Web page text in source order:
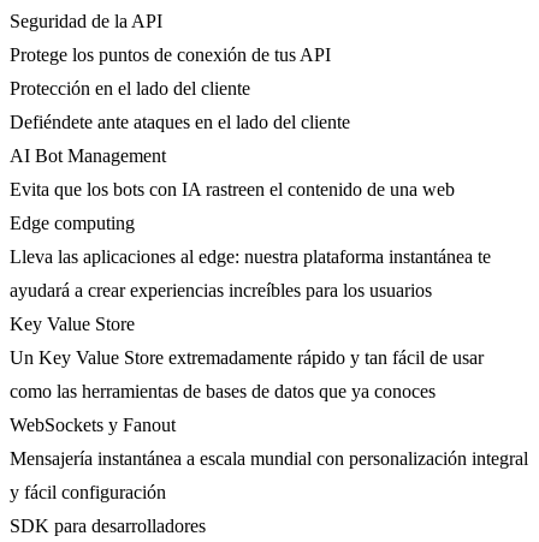
Seguridad de la API
Protege los puntos de conexión de tus API
Protección en el lado del cliente
Defiéndete ante ataques en el lado del cliente
AI Bot Management
Evita que los bots con IA rastreen el contenido de una web
Edge computing
Lleva las aplicaciones al edge: nuestra plataforma instantánea te
ayudará a crear experiencias increíbles para los usuarios
Key Value Store
Un Key Value Store extremadamente rápido y tan fácil de usar
como las herramientas de bases de datos que ya conoces
WebSockets y Fanout
Mensajería instantánea a escala mundial con personalización integral
y fácil configuración
SDK para desarrolladores